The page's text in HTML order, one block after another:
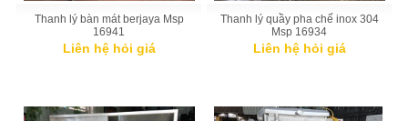
Thanh lý bàn mát berjaya Msp
16941
Liên hệ hỏi giá
Thanh lý quầy pha chế inox 304
Msp 16934
Liên hệ hỏi giá